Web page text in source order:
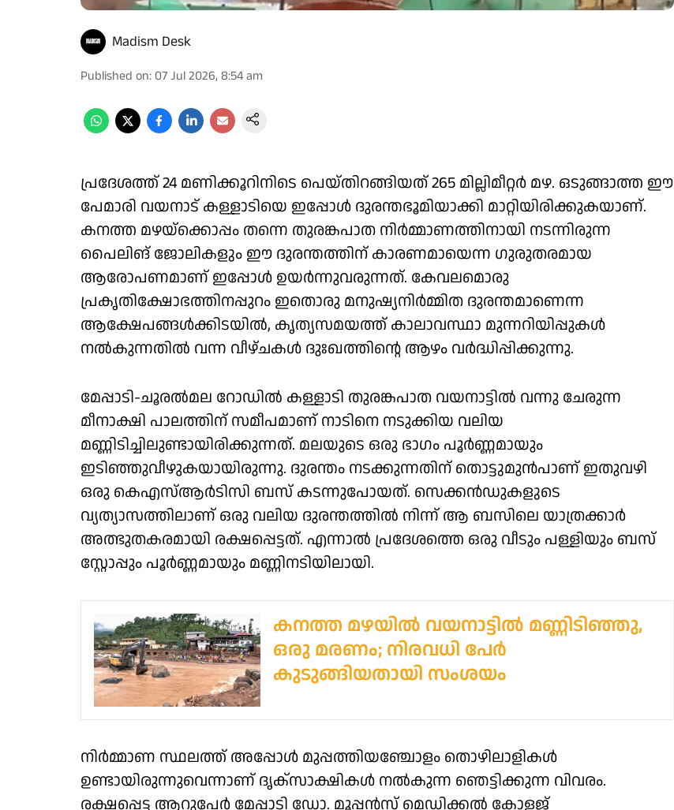
Madism Desk
Published on: 07 Jul 2026, 8:54 am
പ്രദേശത്ത് 24 മണിക്കൂറിനിടെ പെയ്തിറങ്ങിയത് 265 മില്ലിമീറ്റർ മഴ. ഒടുങ്ങാത്ത ഈ
പേമാരി വയനാട് കള്ളാടിയെ ഇപ്പോൾ ദുരന്തഭൂമിയാക്കി മാറ്റിയിരിക്കുകയാണ്.
കനത്ത മഴയ്ക്കൊപ്പം തന്നെ തുരങ്കപാത നിർമ്മാണത്തിനായി നടന്നിരുന്ന
പൈലിങ് ജോലികളും ഈ ദുരന്തത്തിന് കാരണമായെന്ന ഗുരുതരമായ
ആരോപണമാണ് ഇപ്പോൾ ഉയർന്നുവരുന്നത്. കേവലമൊരു
പ്രകൃതിക്ഷോഭത്തിനപ്പുറം ഇതൊരു മനുഷ്യനിർമ്മിത ദുരന്തമാണെന്ന
ആക്ഷേപങ്ങൾക്കിടയിൽ, കൃത്യസമയത്ത് കാലാവസ്ഥാ മുന്നറിയിപ്പുകൾ
നൽകുന്നതിൽ വന്ന വീഴ്ചകൾ ദുഃഖത്തിന്റെ ആഴം വർദ്ധിപ്പിക്കുന്നു.
മേപ്പാടി-ചൂരൽമല റോഡിൽ കള്ളാടി തുരങ്കപാത വയനാട്ടിൽ വന്നു ചേരുന്ന
മീനാക്ഷി പാലത്തിന് സമീപമാണ് നാടിനെ നടുക്കിയ വലിയ
മണ്ണിടിച്ചിലുണ്ടായിരിക്കുന്നത്. മലയുടെ ഒരു ഭാഗം പൂർണ്ണമായും
ഇടിഞ്ഞുവീഴുകയായിരുന്നു. ദുരന്തം നടക്കുന്നതിന് തൊട്ടുമുൻപാണ് ഇതുവഴി
ഒരു കെഎസ്ആർടിസി ബസ് കടന്നുപോയത്. സെക്കൻഡുകളുടെ
വ്യത്യാസത്തിലാണ് ഒരു വലിയ ദുരന്തത്തിൽ നിന്ന് ആ ബസിലെ യാത്രക്കാർ
അത്ഭുതകരമായി രക്ഷപ്പെട്ടത്. എന്നാൽ പ്രദേശത്തെ ഒരു വീടും പള്ളിയും ബസ്
സ്റ്റോപ്പും പൂർണ്ണമായും മണ്ണിനടിയിലായി.
കനത്ത മഴയിൽ വയനാട്ടിൽ മണ്ണിടിഞ്ഞു,
ഒരു മരണം; നിരവധി പേർ
കുടുങ്ങിയതായി സംശയം
നിർമ്മാണ സ്ഥലത്ത് അപ്പോൾ മുപ്പത്തിയഞ്ചോളം തൊഴിലാളികൾ
ഉണ്ടായിരുന്നുവെന്നാണ് ദൃക്‌സാക്ഷികൾ നൽകുന്ന ഞെട്ടിക്കുന്ന വിവരം.
രക്ഷപ്പെട്ട ആറുപേർ മേപ്പാടി ഡോ. മൂപ്പൻസ് മെഡിക്കൽ കോളജ്